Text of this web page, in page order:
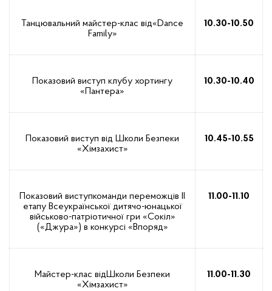
Танцювальний майстер-клас від«Dance
Family»
10.30-10.50
Показовий виступ клубу хортингу
«Пантера»
10.30-10.40
Показовий виступ від Школи Безпеки
«Хімзахист»
10.45-10.55
Показовий виступкоманди переможців ІІ
етапу Всеукраїнської дитячо-юнацької
військово-патріотичної гри «Сокіл»
(«Джура») в конкурсі «Впоряд»
11.00-11.10
Майстер-клас відШколи Безпеки
«Хімзахист»
11.00-11.30